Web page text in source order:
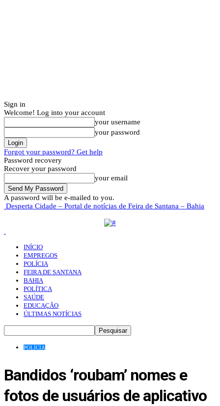
Sign in
Welcome! Log into your account
your username
your password
Forgot your password? Get help
Password recovery
Recover your password
your email
A password will be e-mailed to you.
Desperta Cidade – Portal de notícias de Feira de Santana – Bahia
INÍCIO
EMPREGOS
POLÍCIA
FEIRA DE SANTANA
BAHIA
POLÍTICA
SAÚDE
EDUCAÇÃO
ÚLTIMAS NOTÍCIAS
POLÍCIA
Bandidos ‘roubam’ nomes e
fotos de usuários de aplicativo